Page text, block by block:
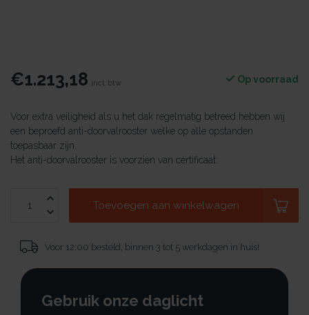
€1.213,18 Incl. btw Op voorraad
Voor extra veiligheid als u het dak regelmatig betreed hebben wij
een beproefd anti-doorvalrooster welke op alle opstanden
toepasbaar zijn.
Het anti-doorvalrooster is voorzien van certificaat.
Toevoegen aan winkelwagen
Voor 12:00 besteld, binnen 3 tot 5 werkdagen in huis!
Gebruik onze daglicht